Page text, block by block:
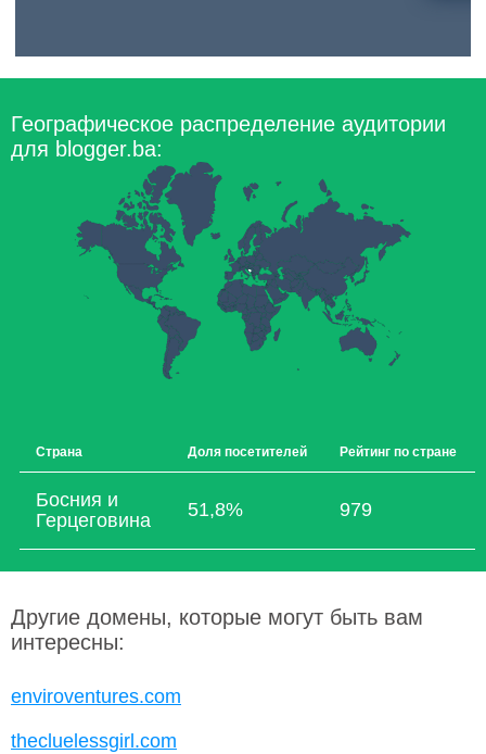
Географическое распределение аудитории
для blogger.ba:
Страна Доля посетителей Рейтинг по стране
Босния и
Герцеговина
51,8% 979
Другие домены, которые могут быть вам
интересны:
enviroventures.com
thecluelessgirl.com